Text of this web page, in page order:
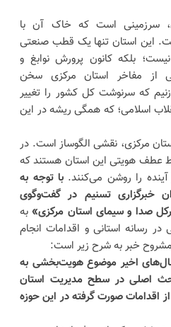
سرزمینی است که خاک آن با
این استان تنها یک قطب صنعتی
بلکه کانون پرورش نوابغ و
از مفاخر استان مرکزی سخن
که سرنوشت کل کشور را تغییر
انقلاب اسلامی؛ که همگی ریشه در این
مرکزی، نقشی الگوساز است. در
عطف هویتی این استان هستند که
را روشن می‌کنند. با توجه به
خبرگزاری تسنیم در گفت‌وگوی
صدا و سیمای استان مرکزی» به
در رسانه استانی و اقدامات انجام
مشروح خبر به شرح زیر است:
اخیر موضوع هویت‌بخشی به
اصلی در سطح مدیریت استان
اقدامات صورت گرفته در این حوزه